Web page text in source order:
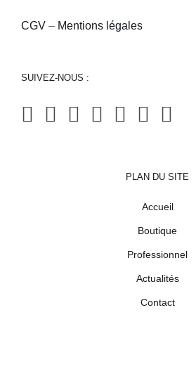
CGV – Mentions légales
SUIVEZ-NOUS :
PLAN DU SITE
Accueil
Boutique
Professionnel
Actualités
Contact